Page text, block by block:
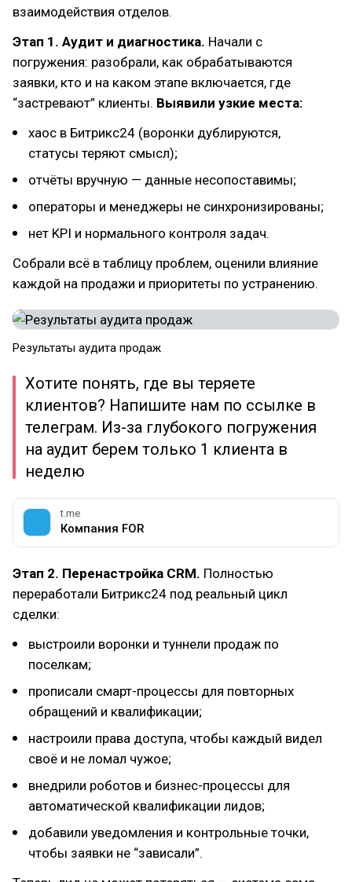
взаимодействия отделов.
Этап 1. Аудит и диагностика. Начали с
погружения: разобрали, как обрабатываются
заявки, кто и на каком этапе включается, где
“застревают” клиенты. Выявили узкие места:
хаос в Битрикс24 (воронки дублируются,
статусы теряют смысл);
отчёты вручную — данные несопоставимы;
операторы и менеджеры не синхронизированы;
нет KPI и нормального контроля задач.
Собрали всё в таблицу проблем, оценили влияние
каждой на продажи и приоритеты по устранению.
Результаты аудита продаж
Хотите понять, где вы теряете
клиентов? Напишите нам по ссылке в
телеграм. Из-за глубокого погружения
на аудит берем только 1 клиента в
неделю
t.me
Компания FOR
Этап 2. Перенастройка CRM. Полностью
переработали Битрикс24 под реальный цикл
сделки:
выстроили воронки и туннели продаж по
поселкам;
прописали смарт-процессы для повторных
обращений и квалификации;
настроили права доступа, чтобы каждый видел
своё и не ломал чужое;
внедрили роботов и бизнес-процессы для
автоматической квалификации лидов;
добавили уведомления и контрольные точки,
чтобы заявки не “зависали”.